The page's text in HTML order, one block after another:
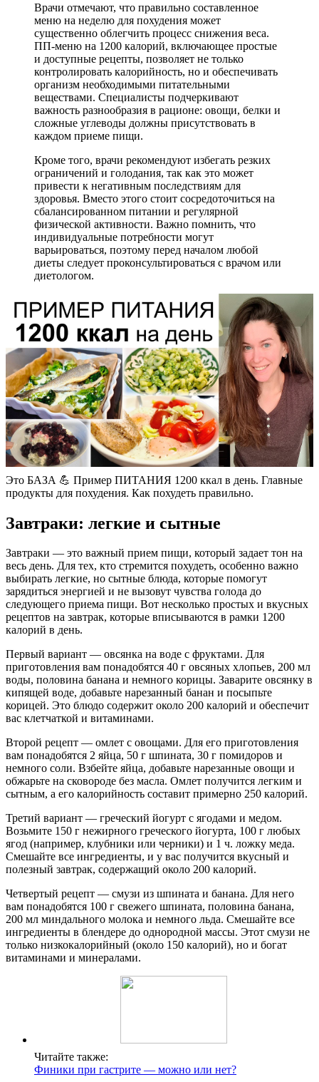
Врачи отмечают, что правильно составленное
меню на неделю для похудения может
существенно облегчить процесс снижения веса.
ПП-меню на 1200 калорий, включающее простые
и доступные рецепты, позволяет не только
контролировать калорийность, но и обеспечивать
организм необходимыми питательными
веществами. Специалисты подчеркивают
важность разнообразия в рационе: овощи, белки и
сложные углеводы должны присутствовать в
каждом приеме пищи.
Кроме того, врачи рекомендуют избегать резких
ограничений и голодания, так как это может
привести к негативным последствиям для
здоровья. Вместо этого стоит сосредоточиться на
сбалансированном питании и регулярной
физической активности. Важно помнить, что
индивидуальные потребности могут
варьироваться, поэтому перед началом любой
диеты следует проконсультироваться с врачом или
диетологом.
Это БАЗА 💪 Пример ПИТАНИЯ 1200 ккал в день. Главные
продукты для похудения. Как похудеть правильно.
Завтраки: легкие и сытные
Завтраки — это важный прием пищи, который задает тон на
весь день. Для тех, кто стремится похудеть, особенно важно
выбирать легкие, но сытные блюда, которые помогут
зарядиться энергией и не вызовут чувства голода до
следующего приема пищи. Вот несколько простых и вкусных
рецептов на завтрак, которые вписываются в рамки 1200
калорий в день.
Первый вариант — овсянка на воде с фруктами. Для
приготовления вам понадобятся 40 г овсяных хлопьев, 200 мл
воды, половина банана и немного корицы. Заварите овсянку в
кипящей воде, добавьте нарезанный банан и посыпьте
корицей. Это блюдо содержит около 200 калорий и обеспечит
вас клетчаткой и витаминами.
Второй рецепт — омлет с овощами. Для его приготовления
вам понадобятся 2 яйца, 50 г шпината, 30 г помидоров и
немного соли. Взбейте яйца, добавьте нарезанные овощи и
обжарьте на сковороде без масла. Омлет получится легким и
сытным, а его калорийность составит примерно 250 калорий.
Третий вариант — греческий йогурт с ягодами и медом.
Возьмите 150 г нежирного греческого йогурта, 100 г любых
ягод (например, клубники или черники) и 1 ч. ложку меда.
Смешайте все ингредиенты, и у вас получится вкусный и
полезный завтрак, содержащий около 200 калорий.
Четвертый рецепт — смузи из шпината и банана. Для него
вам понадобятся 100 г свежего шпината, половина банана,
200 мл миндального молока и немного льда. Смешайте все
ингредиенты в блендере до однородной массы. Этот смузи не
только низкокалорийный (около 150 калорий), но и богат
витаминами и минералами.
Читайте также:
Финики при гастрите — можно или нет?